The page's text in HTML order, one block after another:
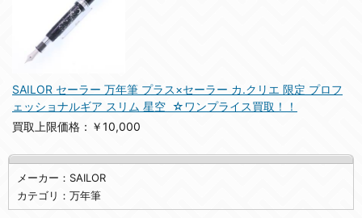
SAILOR セーラー 万年筆 プラス×セーラー カ.クリエ 限定 プロフ
ェッショナルギア スリム 星空 ☆ワンプライス買取！！
買取上限価格：￥10,000
メーカー：SAILOR
カテゴリ：万年筆